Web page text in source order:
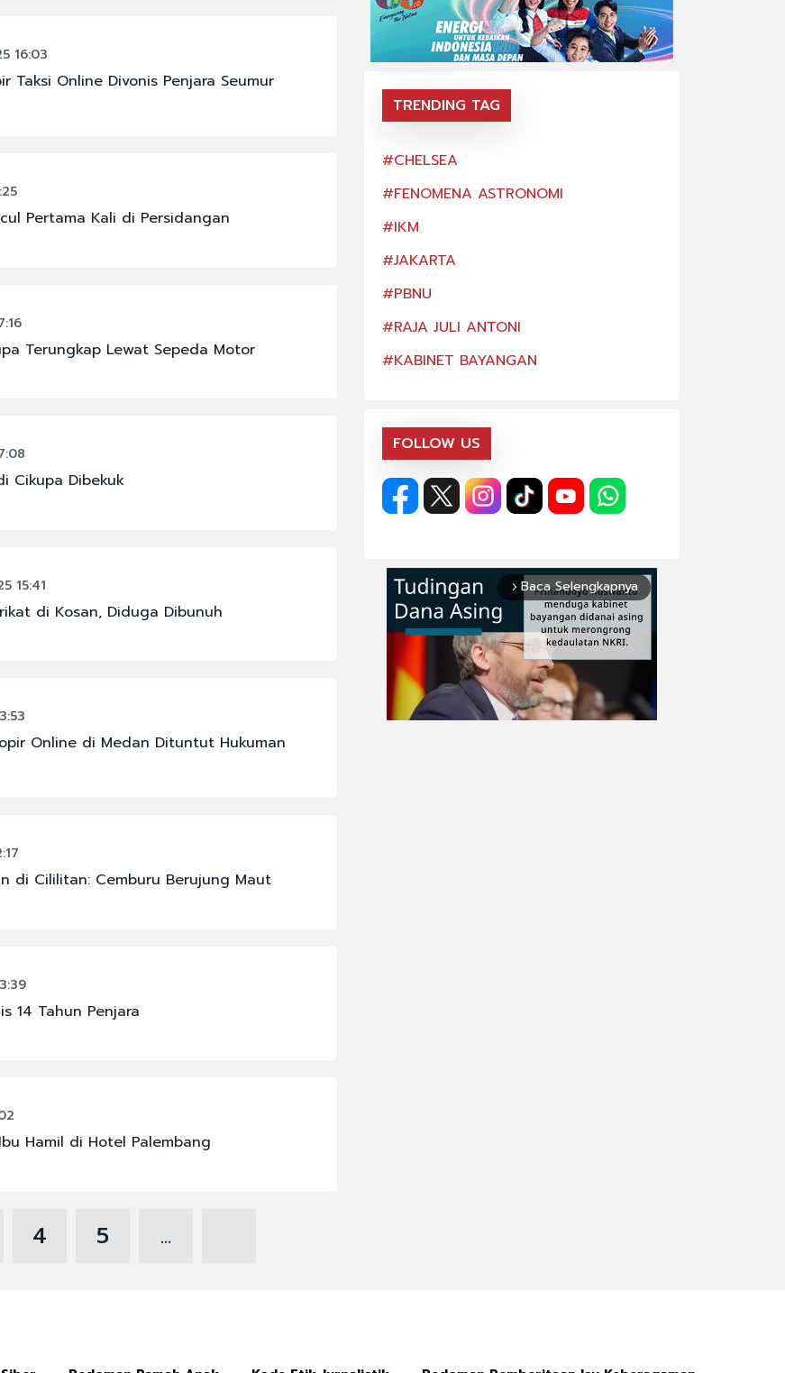
16:03
Taksi Online Divonis Penjara Seumur
Pertama Kali di Persidangan
Terungkap Lewat Sepeda Motor
Cikupa Dibekuk
15:41
di Kosan, Diduga Dibunuh
Online di Medan Dituntut Hukuman
di Cililitan: Cemburu Berujung Maut
14 Tahun Penjara
Hamil di Hotel Palembang
4 5 ...
TRENDING TAG
#IKM
#KABINET BAYANGAN
#CHELSEA
#FENOMENA ASTRONOMI
#IKM
#JAKARTA
#PBNU
#RAJA JULI ANTONI
#KABINET BAYANGAN
FOLLOW US
arrow_forward_ios Baca Selengkapnya